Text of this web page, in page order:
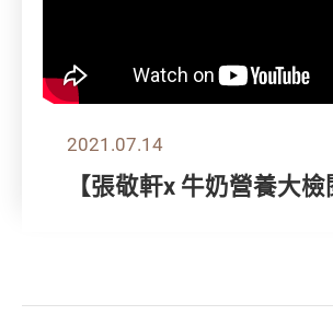
2021.07.14
【張敬軒x 牛奶營養大檢